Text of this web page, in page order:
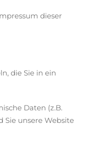
dieser
die Sie in ein
Daten (z.B.
Sie unsere Website